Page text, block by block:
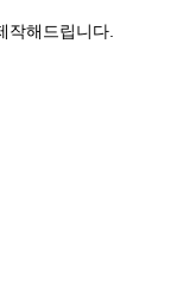
작해드립니다.